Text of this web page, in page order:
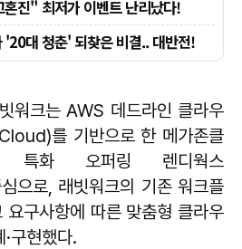
워크는 AWS 데드라인 클라우
를 기반으로 한 메가존클
특화 오퍼링 렌디웍스
으로, 래빗워크의 기존 워크플
요구사항에 따른 맞춤형 클라우
구현했다.